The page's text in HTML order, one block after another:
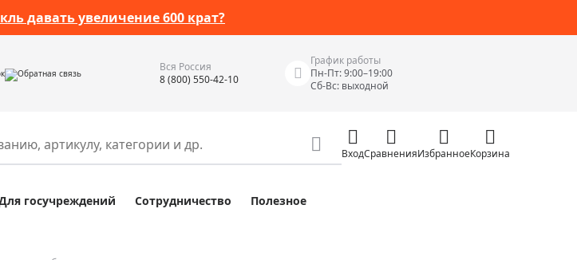
давать увеличение 600 крат?
Обратная связь
Вся Россия
8 (800) 550-42-10
График работы
Пн-Пт: 9:00–19:00
Сб-Вс: выходной
Разное
Измерительные инструменты
ВходСравненияИзбранноеКорзина
госучреждений Сотрудничество Полезное